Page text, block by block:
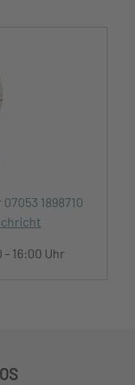
07053 1898710
16:00 Uhr